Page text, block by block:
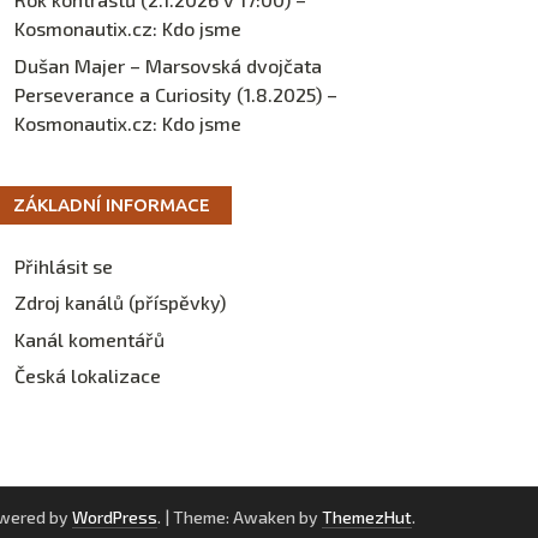
Kosmonautix.cz: Kdo jsme
Dušan Majer – Marsovská dvojčata
Perseverance a Curiosity (1.8.2025) –
Kosmonautix.cz: Kdo jsme
ZÁKLADNÍ INFORMACE
Přihlásit se
Zdroj kanálů (příspěvky)
Kanál komentářů
Česká lokalizace
by WordPress. | Theme: Awaken by ThemezHut.